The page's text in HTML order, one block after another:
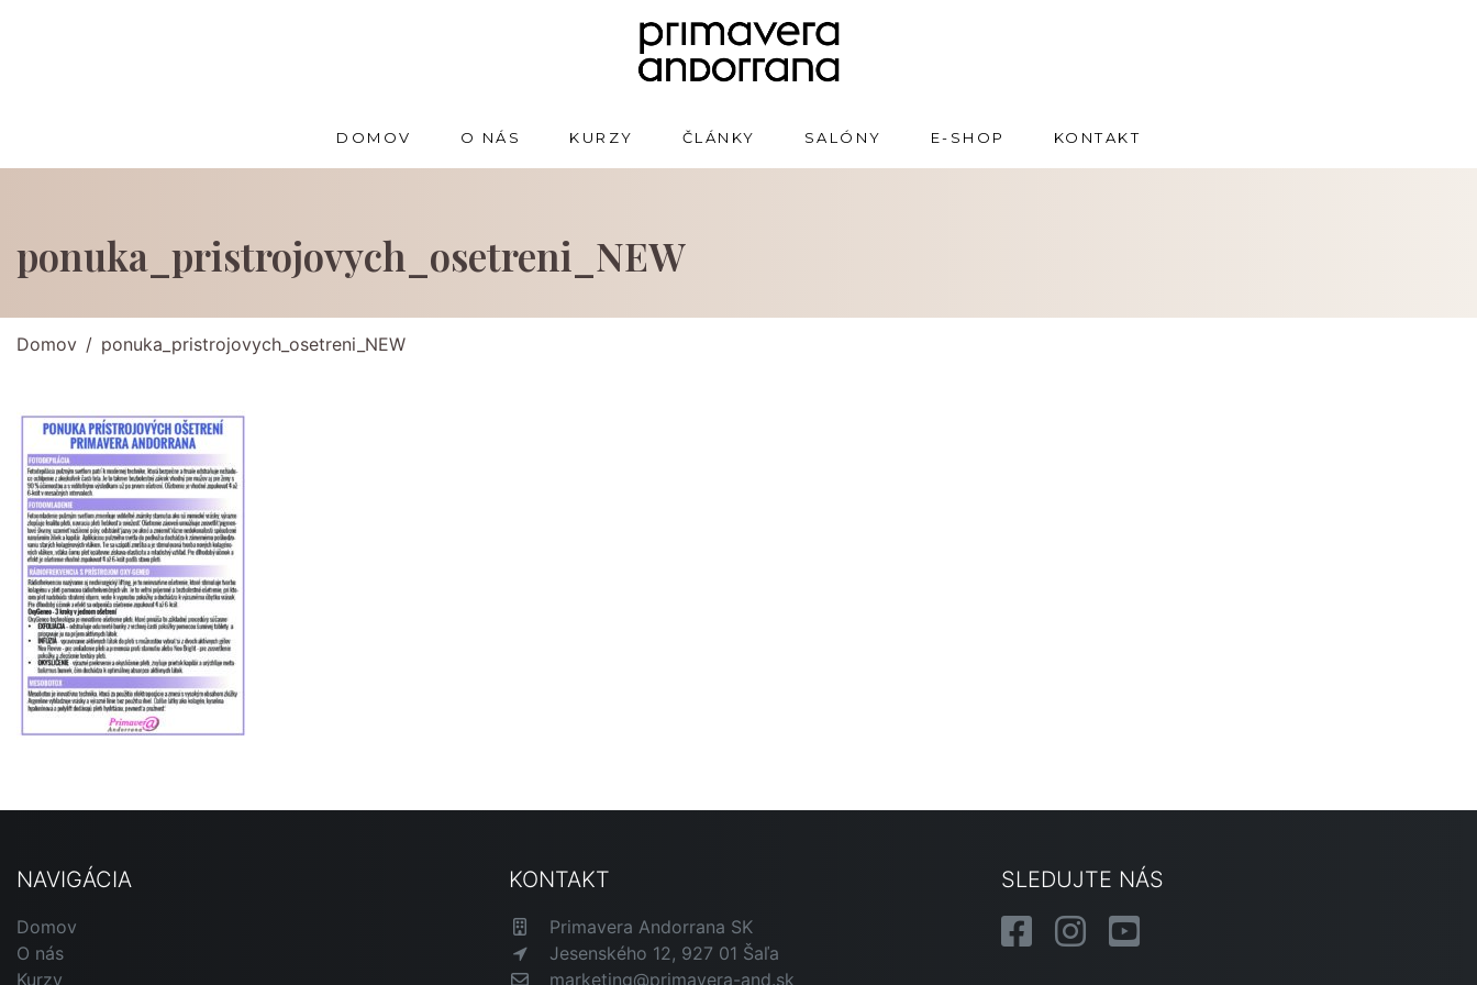
DOMOV O NÁS KURZY ČLÁNKY SALÓNY E-SHOP KONTAKT
ponuka_pristrojovych_osetreni_NEW
Domov ponuka_pristrojovych_osetreni_NEW
NAVIGÁCIA
Domov
O nás
Kurzy
KONTAKT
Primavera Andorrana SK
Jesenského 12, 927 01 Šaľa
marketing@primavera-and.sk
SLEDUJTE NÁS